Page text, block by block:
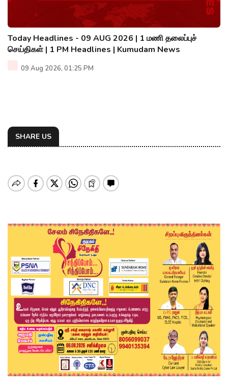
Today Headlines - 09 AUG 2026 | 1 மணி தலைப்புச்
செய்திகள் | 1 PM Headlines | Kumudam News
09 Aug 2026, 01:25 PM
SHARE US